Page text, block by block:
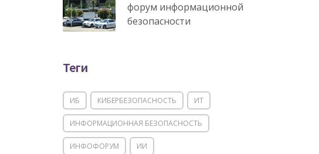
форум информационной
безопасности
Теги
ИБ КИБЕРБЕЗОПАСНОСТЬ ИТ
ИНФОРМАЦИОННАЯ БЕЗОПАСНОСТЬ
ИНФОФОРУМ ИИ